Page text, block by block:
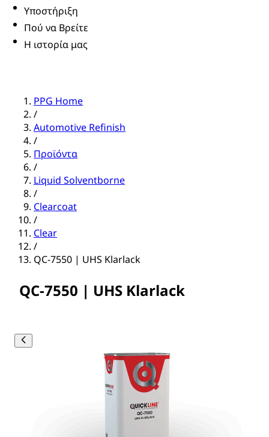
Υποστήριξη
Πού να Βρείτε
Η ιστορία μας
PPG Home
/
Automotive Refinish
/
Προϊόντα
/
Liquid Solventborne
/
Clearcoat
/
Clear
/
QC-7550 | UHS Klarlack
QC-7550 | UHS Klarlack